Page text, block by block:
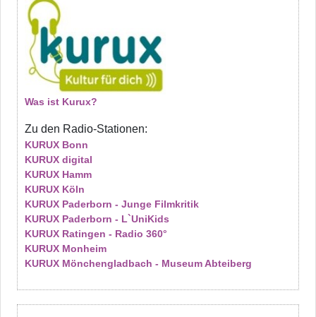
Was ist Kurux?
Zu den Radio-Stationen:
KURUX Bonn
KURUX digital
KURUX Hamm
KURUX Köln
KURUX Paderborn - Junge Filmkritik
KURUX Paderborn - L`UniKids
KURUX Ratingen - Radio 360°
KURUX Monheim
KURUX Mönchengladbach - Museum Abteiberg